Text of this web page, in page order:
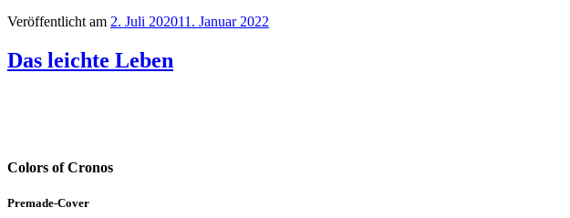
Veröffentlicht am 2. Juli 202011. Januar 2022
Das leichte Leben
Colors of Cronos
Premade-Cover